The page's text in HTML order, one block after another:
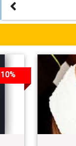
10%